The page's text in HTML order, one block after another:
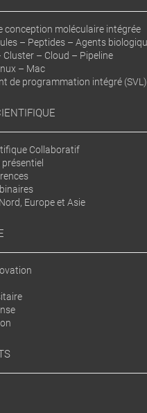
conception moléculaire intégrée
– Peptides – Agents
Cluster – Cloud – Pipeline
– Mac
de programmation intégré (SVL)
Collaboratif
Europe et Asie